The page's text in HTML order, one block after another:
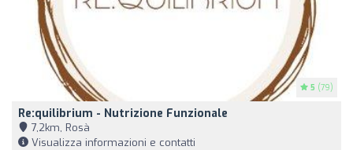
5 (79)
Re:quilibrium - Nutrizione Funzionale
7,2km, Rosà
Visualizza informazioni e contatti